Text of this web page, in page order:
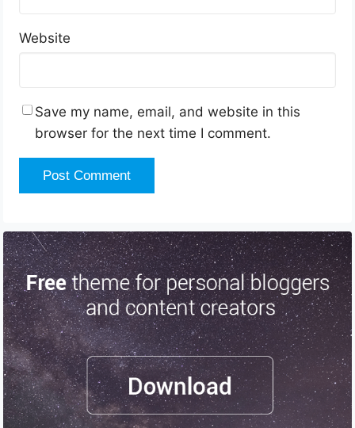
Website
Save my name, email, and website in this
browser for the next time I comment.